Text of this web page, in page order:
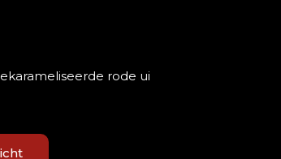
rode ui